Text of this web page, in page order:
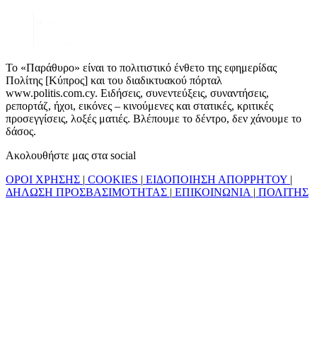
Το «Παράθυρο» είναι το πολιτιστικό ένθετο της εφημερίδας
Πολίτης [Κύπρος] και του διαδικτυακού πόρταλ
www.politis.com.cy. Ειδήσεις, συνεντεύξεις, συναντήσεις,
ρεπορτάζ, ήχοι, εικόνες – κινούμενες και στατικές, κριτικές
προσεγγίσεις, λοξές ματιές. Βλέπουμε το δέντρο, δεν χάνουμε το
δάσος.
Ακολουθήστε μας στα social
ΟΡΟΙ ΧΡΗΣΗΣ | COOKIES | ΕΙΔΟΠΟΙΗΣΗ ΑΠΟΡΡΗΤΟΥ |
ΔΗΛΩΣΗ ΠΡΟΣΒΑΣΙΜΟΤΗΤΑΣ | ΕΠΙΚΟΙΝΩΝΙΑ | ΠΟΛΙΤΗΣ